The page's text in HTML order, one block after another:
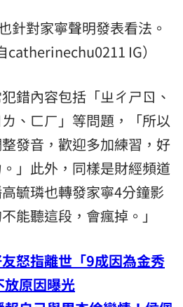
針對家寧聲明發表看法。
catherinechu0211 IG）
錯內容包括「ㄓㄔㄕㄖ、
、ㄈㄏ」等問題，「所以
發音，歡迎多加練習，好
」此外，同樣是財經頻道
毓璘也轉發家寧4分鐘影
能聽這段，會瘋掉。」
怒指離世「9成因為金秀
原因曝光